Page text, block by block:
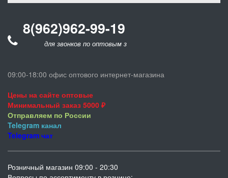
8(962)962-99-19
для звонков по оптовым заказам
09:00-18:00 офис оптового интернет-магазина
Цены на сайте оптовые
Минимальный заказ 5000 ₽
Отправляем по России
Telegram канал
Telegram чат
Розничный магазин 09:00 - 20:30